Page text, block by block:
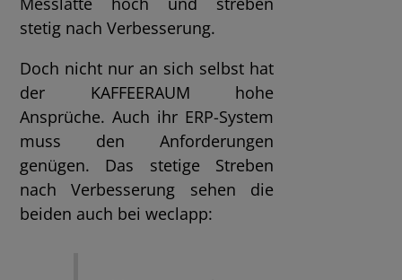
stetig nach Verbesserung.
Doch nicht nur an sich selbst hat
der KAFFEERAUM hohe
Ansprüche. Auch ihr ERP-System
muss den Anforderungen
genügen. Das stetige Streben
nach Verbesserung sehen die
beiden auch bei weclapp: